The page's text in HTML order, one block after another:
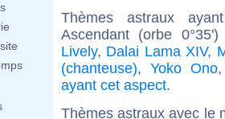
Thèmes astraux
Ascendant (orbe
Lively, Dalai Lama XIV,
(chanteuse),Yoko Ono
ayant cet aspect.
Thèmes astraux avec le